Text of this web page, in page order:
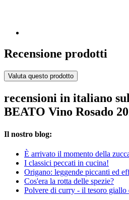
Recensione prodotti
Valuta questo prodotto
recensioni in italiano
BEATO Vino Rosado
Il nostro blog:
È arrivato il momento della
I classici peccati in cucina!
Origano: leggende piccanti ed
Cos'era la rotta delle spezie?
Polvere di curry - il tesoro giallo